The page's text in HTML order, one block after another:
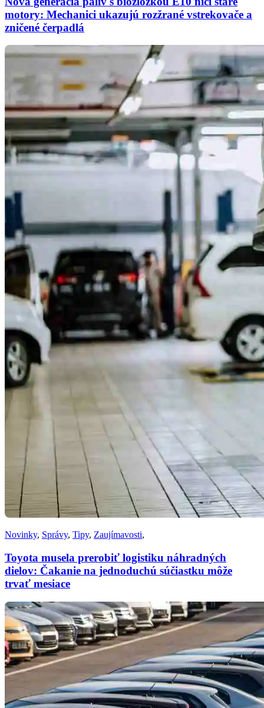
motory: Mechanici ukazujú rozžrané vstrekovače a
zničené čerpadlá
Novinky, Správy, Tipy, Zaujímavosti,
Toyota musela prerobiť logistiku náhradných
dielov: Čakanie na jednoduchú súčiastku môže
trvať mesiace